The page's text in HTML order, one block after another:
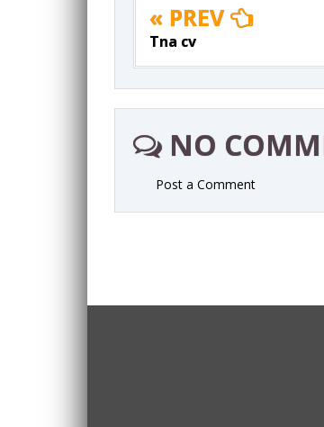
« PREV
Tna cv
NO
Post a Comment